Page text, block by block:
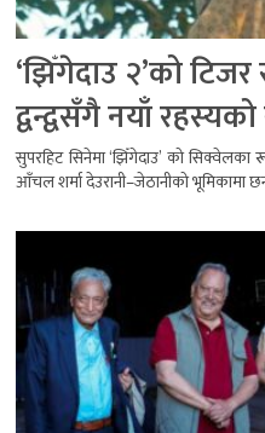
‘झिँगेदाउ २’को टिजर
द्वन्द्वसँगै नयाँ
सुपरहिट सिनेमा ‘झिँगेदाउ’ को
आँचल शर्मा देउरानी–जेठानीको भूमिकामा